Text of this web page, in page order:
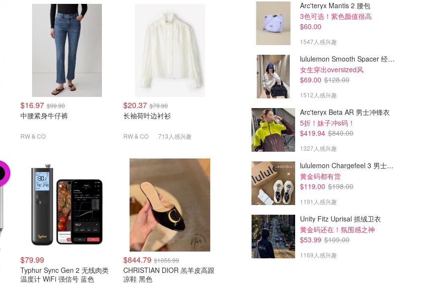
$16.97 $99.90
中腰紧身牛仔裤
RW & CO
$20.37 $79.90
长袖荷叶边衬衫
RW & CO 713人感兴趣
$79.99
Typhur Sync Gen 2 无线肉类
温度计 WiFi 强信号 蓝色
$844.79 $1055.99
CHRISTIAN DIOR 羔羊皮高跟
凉鞋 黑色
Arc'teryx Mantis 2 腰包
3色可选！紫色颜值很高
$60.00
1547人感兴趣
lululemon Smooth Spacer 经典卫衣
女生穿出oversized风
$69.00 $128.00
1512人感兴趣
Arc'teryx Beta AR 男士冲锋衣
5折！妹子冲s码！
$419.94 $840.00
1327人感兴趣
lululemon Chargefeel 3 男士运动鞋
黄金码都有货
$119.00 $198.00
1191人感兴趣
Unity Fitz Uprisal 抓绒卫衣
黄金码还在！氛围感之神
$53.99 $109.00
1169人感兴趣